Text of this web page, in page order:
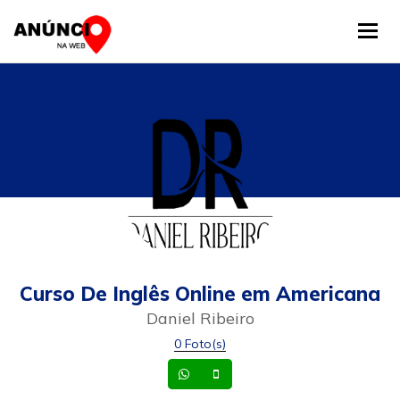
Curso De Inglês Online em Americana
Daniel Ribeiro
0 Foto(s)
Whatsapp